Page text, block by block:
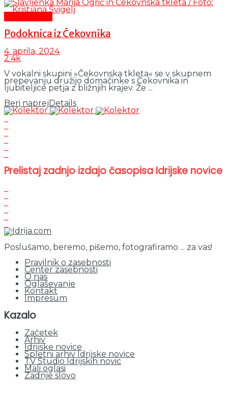
Podoknica iz Čekovnika
4. aprila, 2024
2.4k
V vokalni skupini »Čekovnska tkleta« se v skupnem
prepevanju družijo domačinke s Čekovnika in
ljubiteljice petja z bližnjih krajev. Že ...
Beri naprejDetails
Prelistaj zadnjo izdajo časopisa Idrijske novice
Poslušamo, beremo, pišemo, fotografiramo ... za vas!
Pravilnik o zasebnosti
Center zasebnosti
O nas
Oglaševanje
Kontakt
Impresum
Kazalo
Začetek
Arhiv
Idrijske novice
Spletni arhiv Idrijske novice
TV Studio Idrijskih novic
Mali oglasi
Zadnje slovo